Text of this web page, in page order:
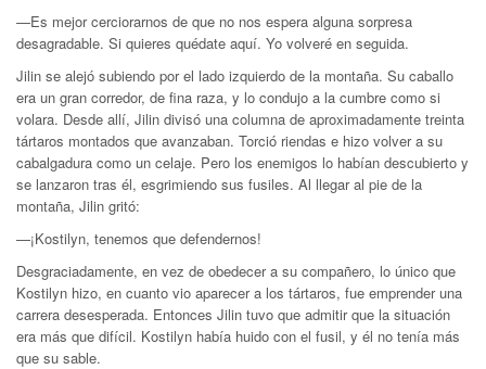
—Es mejor cerciorarnos de que no nos espera alguna sorpresa
desagradable. Si quieres quédate aquí. Yo volveré en seguida.
Jilin se alejó subiendo por el lado izquierdo de la montaña. Su caballo
era un gran corredor, de fina raza, y lo condujo a la cumbre como si
volara. Desde allí, Jilin divisó una columna de aproximadamente treinta
tártaros montados que avanzaban. Torció riendas e hizo volver a su
cabalgadura como un celaje. Pero los enemigos lo habían descubierto y
se lanzaron tras él, esgrimiendo sus fusiles. Al llegar al pie de la
montaña, Jilin gritó:
—¡Kostilyn, tenemos que defendernos!
Desgraciadamente, en vez de obedecer a su compañero, lo único que
Kostilyn hizo, en cuanto vio aparecer a los tártaros, fue emprender una
carrera desesperada. Entonces Jilin tuvo que admitir que la situación
era más que difícil. Kostilyn había huido con el fusil, y él no tenía más
que su sable.